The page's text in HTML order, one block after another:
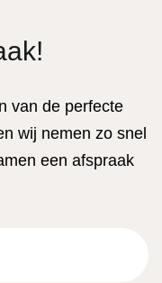
van de perfecte
wij nemen zo snel
een afspraak